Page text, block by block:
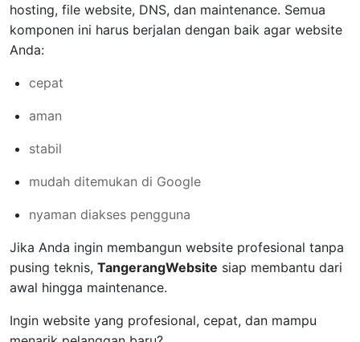
hosting, file website, DNS, dan maintenance. Semua
komponen ini harus berjalan dengan baik agar website
Anda:
cepat
aman
stabil
mudah ditemukan di Google
nyaman diakses pengguna
Jika Anda ingin membangun website profesional tanpa
pusing teknis, TangerangWebsite siap membantu dari
awal hingga maintenance.
Ingin website yang profesional, cepat, dan mampu